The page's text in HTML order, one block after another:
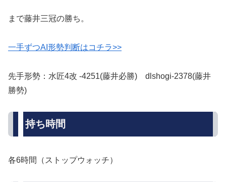
まで藤井三冠の勝ち。
一手ずつAI形勢判断はコチラ>>
先手形勢：水匠4改 -4251(藤井必勝) dlshogi-2378(藤井
勝勢)
持ち時間
各6時間（ストップウォッチ）